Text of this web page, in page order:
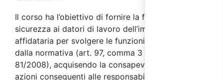
Il corso ha l’obiettivo di fornire la formazione sulla
sicurezza ai datori di lavoro dell’impresa
affidataria per svolgere le funzioni loro attribuite
dalla normativa (art. 97, comma 3 ter del d.lgs. n.
81/2008), acquisendo la consapevolezza delle
azioni conseguenti alle responsabilità del ruolo.